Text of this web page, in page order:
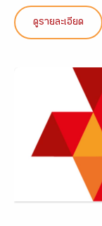
ดูรายละเอียด